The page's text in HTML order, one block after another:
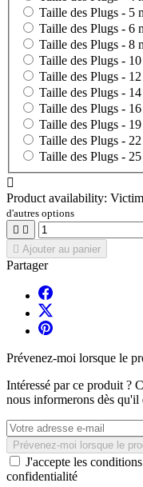
Taille des Plugs - 5
Taille des Plugs - 6
Taille des Plugs - 8
Taille des Plugs -
Taille des Plugs -
Taille des Plugs -
Taille des Plugs -
Taille des Plugs -
Taille des Plugs -
Taille des Plugs -

Product availability:
d'autres options
 
 Ajouter au panier
Partager
Prévenez-moi lorsque le
Intéressé par ce produit ?
nous informerons dès qu'il
Prévenez-moi lorsque le
J'accepte les
confidentialité